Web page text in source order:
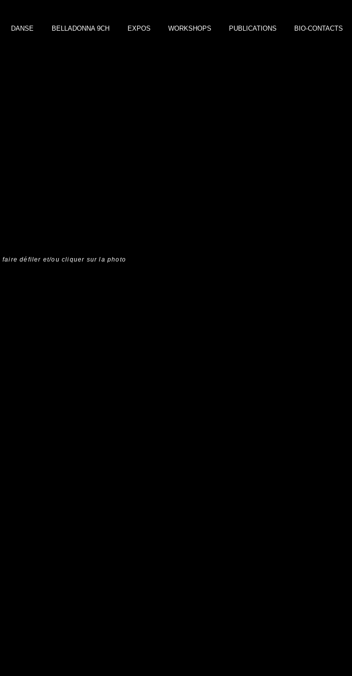
DANSE BELLADONNA 9CH EXPOS WORKSHOPS PUBLICATIONS BIO-CONTACTS
faire défiler et/ou cliquer sur la photo